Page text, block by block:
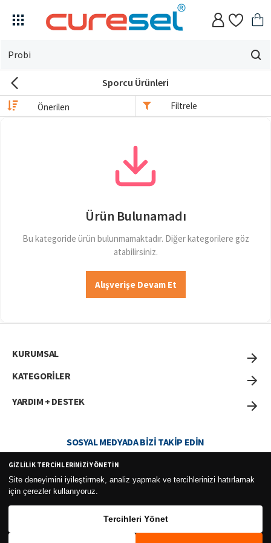
Evin
için
arıyorsun?
Sporcu Ürünleri
Filtrele
Ürün Bulunamadı
Bu kategoride ürün bulunmamaktadır. Diğer kategorilere göz
atabilirsiniz.
Alışverişe Devam Et
KURUMSAL
KATEGORİLER
YARDIM + DESTEK
SOSYAL MEDYADA BIZI TAKIP EDIN
GIZLILIK TERCIHLERINIZI YÖNETIN
Site deneyimini iyileştirmek, analiz yapmak ve tercihlerinizi hatırlamak
için çerezler kullanıyoruz.
Tercihleri Yönet